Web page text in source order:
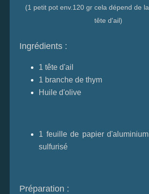
(1 petit pot env.120 gr cela dépend de
tête d'ail)
Ingrédients :
1 tête d'ail
1 branche de thym
Huile d'olive
1 feuille de papier
sulfurisé
Préparation :